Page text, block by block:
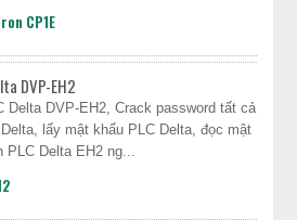
CP1E
DVP-EH2
Delta DVP-EH2, Crack password tất cả
lấy mật khẩu PLC Delta, đọc mật
PLC Delta EH2 ng...